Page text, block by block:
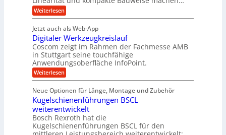
o
k
r
a
t
i
e
d
o
r
i
n
R
ü
s
s
e
l
s
h
e
i
m
n
K
I
w
i
c
h
t
i
g
e
a
l
s
M
a
s
c
g
e
n
e
t
r
i
e
b
e
f
r
p
r
ä
z
i
Weiterlesen:
P
ä
z
i
s
i
o
n
f
r
A
u
t
o
m
Jetzt auch als Web-App
Digitaler Werkzeugkreislauf
Coscom zeigt im Rahmen der Fachmesse AMB
in Stuttgart seine touchfähige
Anwendungsoberfläche InfoPoint.
Weiterlesen:
D
g
i
t
a
l
e
Neue Optionen für Länge, Montage und Zubehör
Kugelschienenführungen BSCL
weiterentwickelt
Bosch Rexroth hat die
Kugelschienenführungen BSCL für den